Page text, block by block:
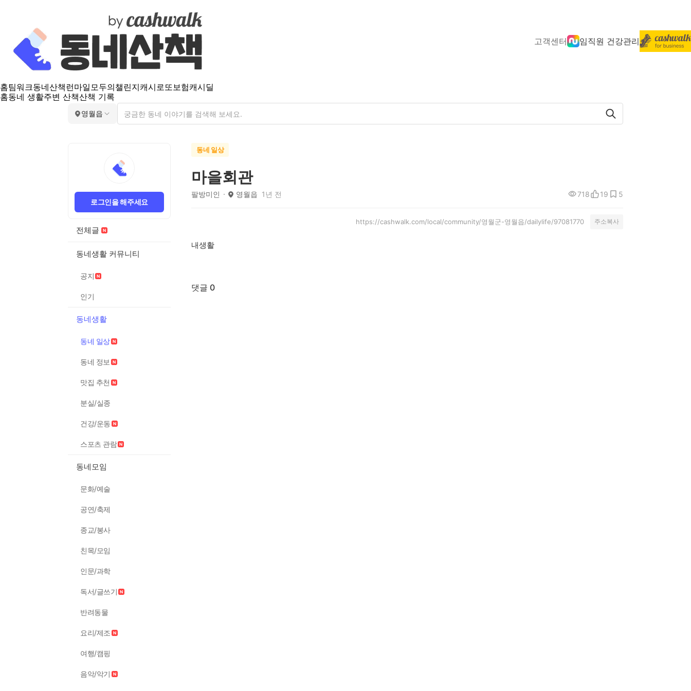
고객센터 임직원 건강관리
홈팀워크동네산책 런마일모두의챌린지캐시로또보험캐시딜
홈동네 생활주변 산책산책 기록
영월읍
로그인을 해주세요
전체글
동네생활 커뮤니티
공지
인기
동네생활
동네 일상
동네 정보
맛집 추천
분실/실종
건강/운동
스포츠 관람
동네모임
문화/예술
공연/축제
종교/봉사
친목/모임
인문/과학
독서/글쓰기
반려동물
요리/제조
여행/캠핑
음악/악기
동네 일상
마을회관
팔방미인 영월읍 1년 전 718 19 5
https://cashwalk.com/local/community/영월군-영월읍/dailylife/97081770 주소복사
내생활
댓글 0